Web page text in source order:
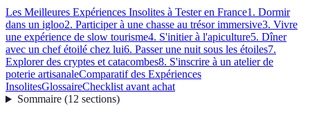
Les Meilleures Expériences Insolites à Tester en France1. Dormir
dans un igloo2. Participer à une chasse au trésor immersive3. Vivre
une expérience de slow tourisme4. S'initier à l'apiculture5. Dîner
avec un chef étoilé chez lui6. Passer une nuit sous les étoiles7.
Explorer des cryptes et catacombes8. S'inscrire à un atelier de
poterie artisanaleComparatif des Expériences
InsolitesGlossaireChecklist avant achat
Sommaire(12 sections)